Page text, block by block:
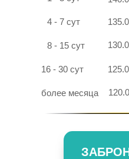
4 - 7 сут
8 - 15 сут
16 - 30 сут
более месяца